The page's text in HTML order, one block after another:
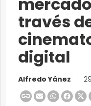
través
digital
Alfredo Yánez